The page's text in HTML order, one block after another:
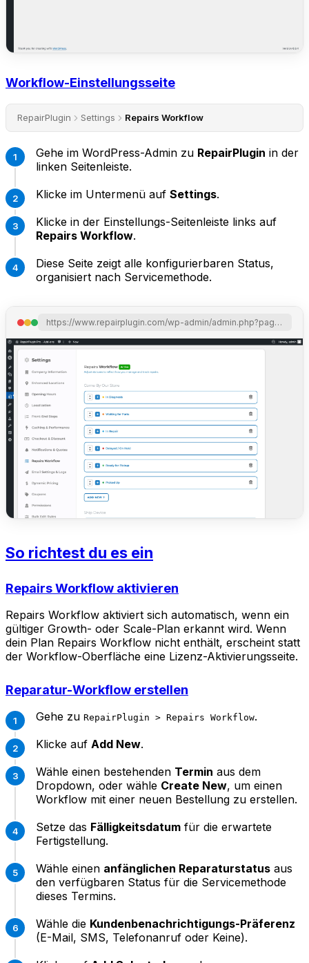
Workflow-Einstellungsseite
RepairPlugin Settings Repairs Workflow
Gehe im WordPress-Admin zu RepairPlugin in der
linken Seitenleiste.
Klicke im Untermenü auf Settings.
Klicke in der Einstellungs-Seitenleiste links auf
Repairs Workflow.
Diese Seite zeigt alle konfigurierbaren Status,
organisiert nach Servicemethode.
https://www.repairplugin.com/wp-admin/admin.php?page=wp_repair_settings&section=addon_workflow
So richtest du es ein
Repairs Workflow aktivieren
Repairs Workflow aktiviert sich automatisch, wenn ein
gültiger Growth- oder Scale-Plan erkannt wird. Wenn
dein Plan Repairs Workflow nicht enthält, erscheint statt
der Workflow-Oberfläche eine Lizenz-Aktivierungsseite.
Reparatur-Workflow erstellen
Gehe zu RepairPlugin > Repairs Workflow.
Klicke auf Add New.
Wähle einen bestehenden Termin aus dem
Dropdown, oder wähle Create New, um einen
Workflow mit einer neuen Bestellung zu erstellen.
Setze das Fälligkeitsdatum für die erwartete
Fertigstellung.
Wähle einen anfänglichen Reparaturstatus aus
den verfügbaren Status für die Servicemethode
dieses Termins.
Wähle die Kundenbenachrichtigungs-Präferenz
(E-Mail, SMS, Telefonanruf oder Keine).